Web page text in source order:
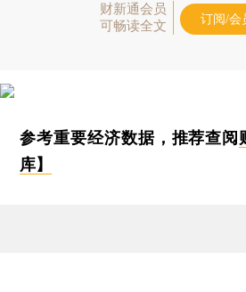
财新通会员
可畅读全文
订阅/会
参考重要经济数据，推荐查阅
库】